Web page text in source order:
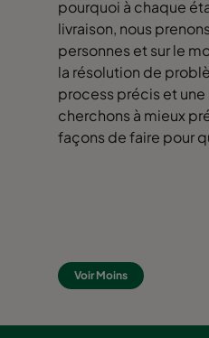
pourquoi à chaque
livraison, nous
personnes et sur le
la résolution de
process précis et
cherchons à mieux
façons de faire pour
Voir Moins